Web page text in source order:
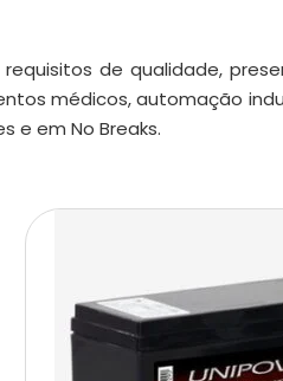
de qualidade,
médicos, automação
e em No Breaks.